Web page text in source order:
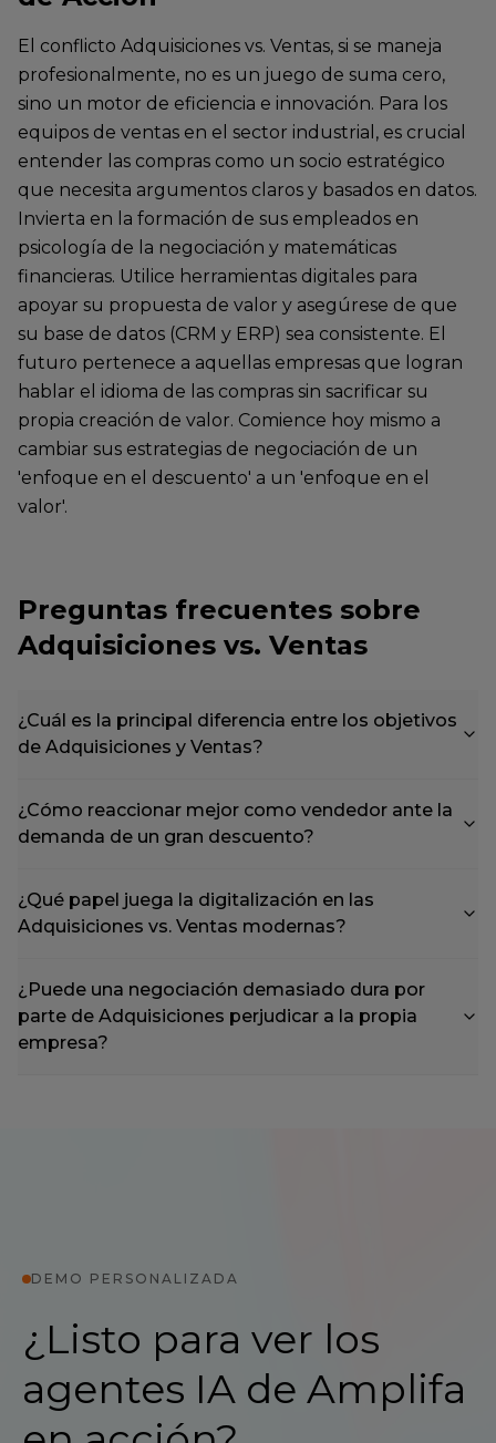
El conflicto Adquisiciones vs. Ventas, si se maneja
profesionalmente, no es un juego de suma cero,
sino un motor de eficiencia e innovación. Para los
equipos de ventas en el sector industrial, es crucial
entender las compras como un socio estratégico
que necesita argumentos claros y basados en datos.
Invierta en la formación de sus empleados en
psicología de la negociación y matemáticas
financieras. Utilice herramientas digitales para
apoyar su propuesta de valor y asegúrese de que
su base de datos (CRM y ERP) sea consistente. El
futuro pertenece a aquellas empresas que logran
hablar el idioma de las compras sin sacrificar su
propia creación de valor. Comience hoy mismo a
cambiar sus estrategias de negociación de un
'enfoque en el descuento' a un 'enfoque en el
valor'.
Preguntas frecuentes sobre
Adquisiciones vs. Ventas
¿Cuál es la principal diferencia entre los objetivos
de Adquisiciones y Ventas?
¿Cómo reaccionar mejor como vendedor ante la
demanda de un gran descuento?
¿Qué papel juega la digitalización en las
Adquisiciones vs. Ventas modernas?
¿Puede una negociación demasiado dura por
parte de Adquisiciones perjudicar a la propia
empresa?
DEMO PERSONALIZADA
¿Listo para ver los
agentes IA de Amplifa